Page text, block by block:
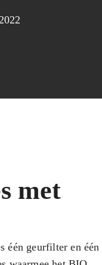
met
één geurfilter en één